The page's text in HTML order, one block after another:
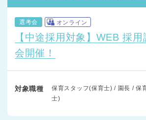
選考会 オンライン
【中途採用対象】WEB 採
会開催！
対象職種
保育スタッフ(保育士) / 園長 / 保
士)